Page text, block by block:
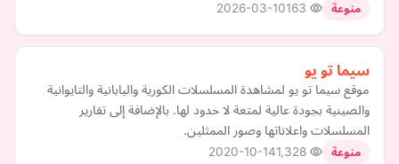
منوعة 2026-03-10
سيما تو يو
موقع سيما تو يو لمشاهدة المسلسلات الكورية واليابانية والتايوانية
والصينية بجودة عالية لمتعة لا حدود لها. بالإضافة إلى تقارير
المسلسلات واعلاناتها وصور الممثلين.
منوعة 2020-10-14